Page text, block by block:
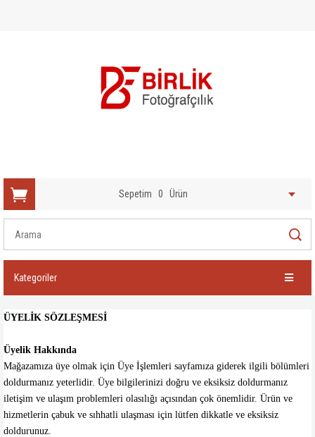
Sepetim 0 Ürün
Kategoriler
ÜYELİK SÖZLEŞMESİ
Üyelik Hakkında
Mağazamıza üye olmak için Üye İşlemleri sayfamıza giderek ilgili bölümleri
doldurmanız yeterlidir. Üye bilgilerinizi doğru ve eksiksiz doldurmanız
iletişim ve ulaşım problemleri olasılığı açısından çok önemlidir. Ürün ve
hizmetlerin çabuk ve sıhhatli ulaşması için lütfen dikkatle ve eksiksiz
doldurunuz.